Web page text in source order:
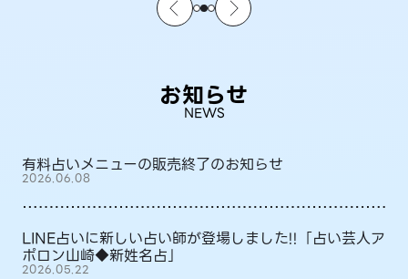
お知らせ
NEWS
有料占いメニューの販売終了のお知らせ
2026.06.08
LINE占いに新しい占い師が登場しました!!「占い芸人ア
ポロン山崎◆新姓名占」
2026.05.22